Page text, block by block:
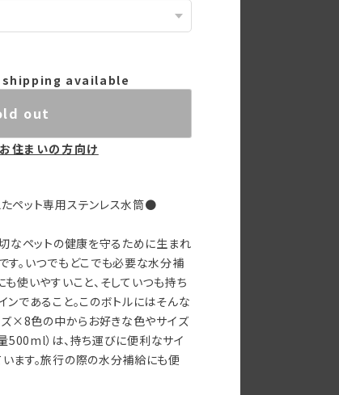
available
out
住まいの方向け
ペット専用ステンレス水筒●
なペットの健康を守るために生まれ
す。いつでもどこでも必要な水分補
使いやすいこと、そしていつも持ち
であること。このボトルにはそんな
ズ×8色の中からお好きな色やサイズ
500ml）は、持ち運びに便利なサイ
ます。旅行の際の水分補給にも便